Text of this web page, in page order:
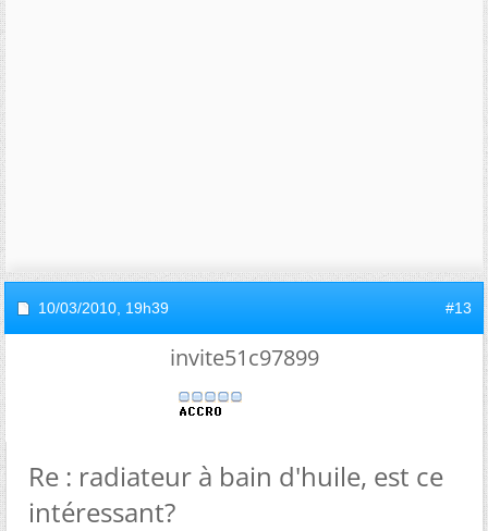
10/03/2010, 19h39 #13
invite51c97899
Re : radiateur à bain d'huile, est ce
intéressant?